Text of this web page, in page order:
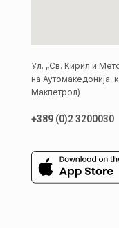
Ул. „Св. Кирил и
на Аутомакедонија,
Макпетрол)
+389 (0)2 3200030